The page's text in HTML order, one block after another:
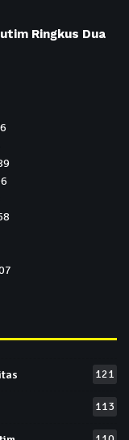
Ringkus Dua
121
113